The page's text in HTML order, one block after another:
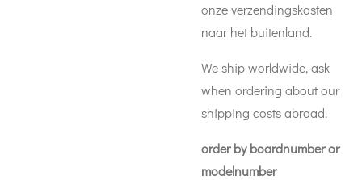
onze verzendingskosten
naar het buitenland.
We ship worldwide, ask
when ordering about our
shipping costs abroad.
order by boardnumber or
modelnumber